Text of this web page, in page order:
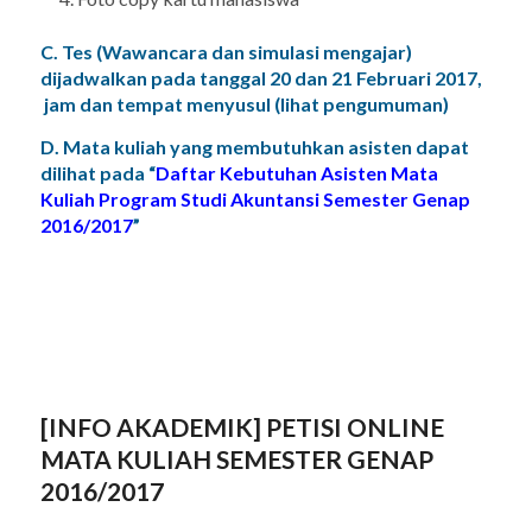
C. Tes (Wawancara dan simulasi mengajar)
dijadwalkan pada tanggal 20 dan 21 Februari 2017,
jam dan tempat menyusul (lihat pengumuman)
D. Mata kuliah yang membutuhkan asisten dapat
dilihat pada “Daftar Kebutuhan Asisten Mata
Kuliah Program Studi Akuntansi Semester Genap
2016/2017”
[INFO AKADEMIK] PETISI ONLINE
MATA KULIAH SEMESTER GENAP
2016/2017